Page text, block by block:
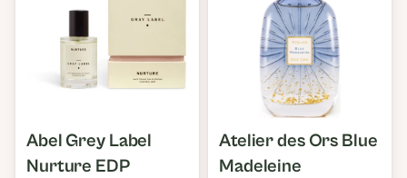
Abel Grey Label
Nurture EDP
Atelier des Ors Blue
Madeleine